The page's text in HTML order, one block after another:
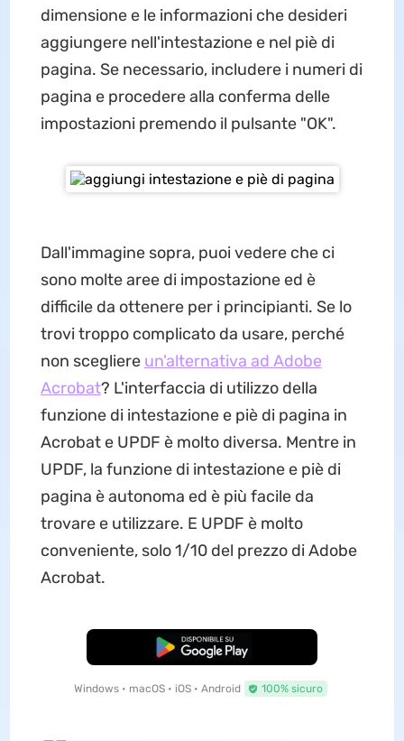
dimensione e le informazioni che desideri
aggiungere nell'intestazione e nel piè di
pagina. Se necessario, includere i numeri di
pagina e procedere alla conferma delle
impostazioni premendo il pulsante "OK".
Dall'immagine sopra, puoi vedere che ci
sono molte aree di impostazione ed è
difficile da ottenere per i principianti. Se lo
trovi troppo complicato da usare, perché
non scegliere un'alternativa ad Adobe
Acrobat? L'interfaccia di utilizzo della
funzione di intestazione e piè di pagina in
Acrobat e UPDF è molto diversa. Mentre in
UPDF, la funzione di intestazione e piè di
pagina è autonoma ed è più facile da
trovare e utilizzare. E UPDF è molto
conveniente, solo 1/10 del prezzo di Adobe
Acrobat.
Download Gratis
Windows • macOS • iOS • Android 100% sicuro